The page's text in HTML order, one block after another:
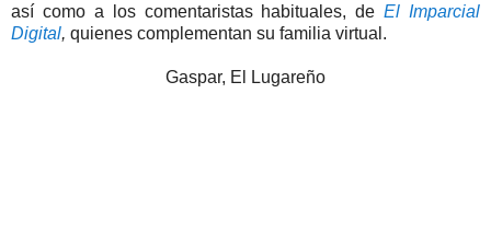
así como a los comentaristas habituales, deEl Imparcial
Digital, quienes complementan su familia virtual.
Gaspar, El Lugareño